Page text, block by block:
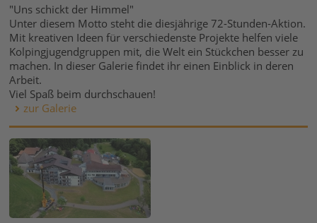
"Uns schickt der Himmel"
Unter diesem Motto steht die diesjährige 72-Stunden-Aktion.
Mit kreativen Ideen für verschiedenste Projekte helfen viele
Kolpingjugendgruppen mit, die Welt ein Stückchen besser zu
machen. In dieser Galerie findet ihr einen Einblick in deren
Arbeit.
Viel Spaß beim durchschauen!
zur Galerie